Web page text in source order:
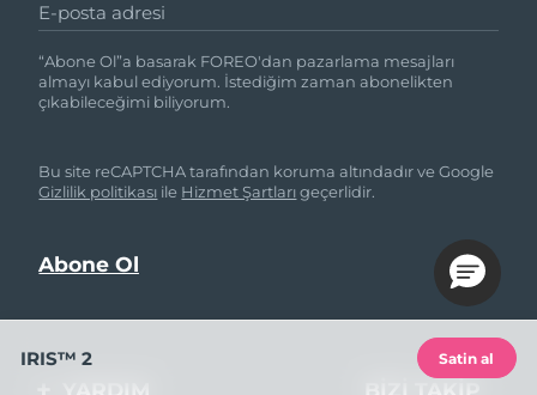
E-posta adresi
“Abone Ol”a basarak FOREO'dan pazarlama mesajları
almayı kabul ediyorum. İstediğim zaman abonelikten
çıkabileceğimi biliyorum.
Bu site reCAPTCHA tarafından koruma altındadır ve Google
Gizlilik politikası ile Hizmet Şartlarıgeçerlidir.
IRIS™ 2 Satin al